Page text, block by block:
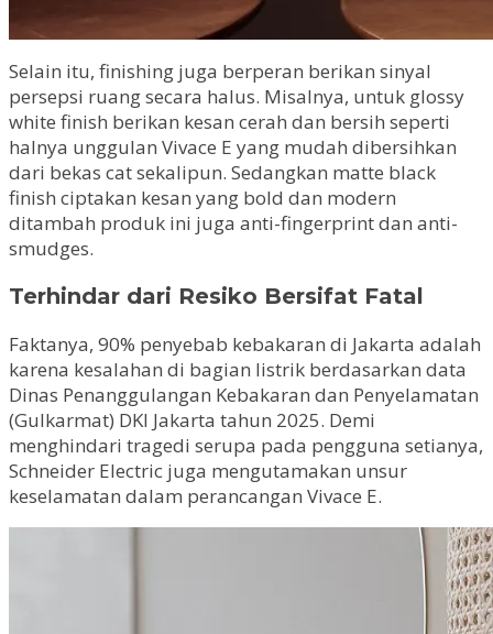
Selain itu, finishing juga berperan berikan sinyal
persepsi ruang secara halus. Misalnya, untuk glossy
white finish berikan kesan cerah dan bersih seperti
halnya unggulan Vivace E yang mudah dibersihkan
dari bekas cat sekalipun. Sedangkan matte black
finish ciptakan kesan yang bold dan modern
ditambah produk ini juga anti-fingerprint dan anti-
smudges.
Terhindar dari Resiko Bersifat Fatal
Faktanya, 90% penyebab kebakaran di Jakarta adalah
karena kesalahan di bagian listrik berdasarkan data
Dinas Penanggulangan Kebakaran dan Penyelamatan
(Gulkarmat) DKI Jakarta tahun 2025. Demi
menghindari tragedi serupa pada pengguna setianya,
Schneider Electric juga mengutamakan unsur
keselamatan dalam perancangan Vivace E.